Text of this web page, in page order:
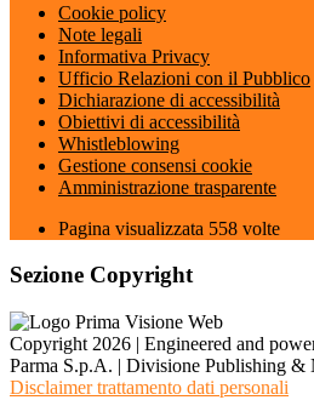
Cookie policy
Note legali
Informativa Privacy
Ufficio Relazioni con il Pubblico
Dichiarazione di accessibilità
Obiettivi di accessibilità
Whistleblowing
Gestione consensi cookie
Amministrazione trasparente
Pagina visualizzata 558 volte
Sezione Copyright
Copyright 2026 | Engineered and
Parma S.p.A. | Divisione Publishing &
Disclaimer trattamento dati personali